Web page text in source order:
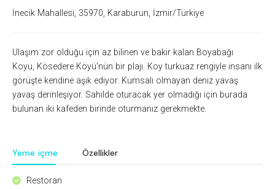
İnecik Mahallesi, 35970, Karaburun, İzmir/Türkiye
Ulaşım zor olduğu için az bilinen ve bakir kalan Boyabağı
Koyu, Kösedere Köyü'nün bir plajı. Koy turkuaz rengiyle insanı ilk
görüşte kendine aşık ediyor. Kumsalı olmayan deniz yavaş
yavaş derinleşiyor. Sahilde oturacak yer olmadığı için burada
bulunan iki kafeden birinde oturmanız gerekmekte.
Yeme içme Özellikler
^ Restoran